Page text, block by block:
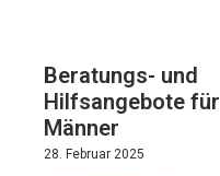
Beratungs- und
Hilfsangebote für
Männer
28. Februar 2025